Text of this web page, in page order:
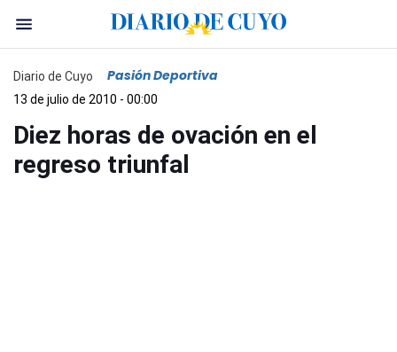
Diario de Cuyo Pasión Deportiva
13 de julio de 2010 - 00:00
Diez horas de ovación en el
regreso triunfal